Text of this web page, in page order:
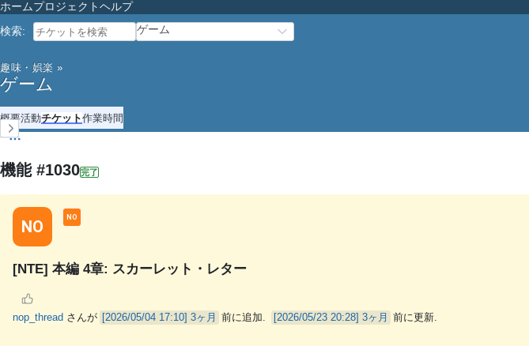
ホームプロジェクトヘルプ
検索: ゲーム
趣味・娯楽 »
ゲーム
概要活動チケット作業時間
機能 #1030完了
NO NO
[NTE] 本編 4章: スカーレット・レター
nop_thread さんが 3ヶ月 前に追加. 3ヶ月 前に更新.